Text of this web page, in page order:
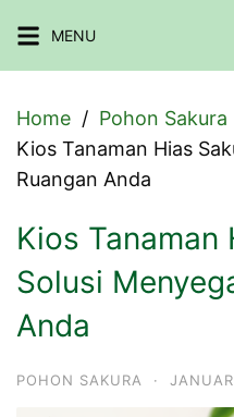
to
MENU
Home
Pohon Sakura
Kios Tanaman Hias
Ruangan Anda
Kios Tanaman
Solusi
Anda
POHON SAKURA ·